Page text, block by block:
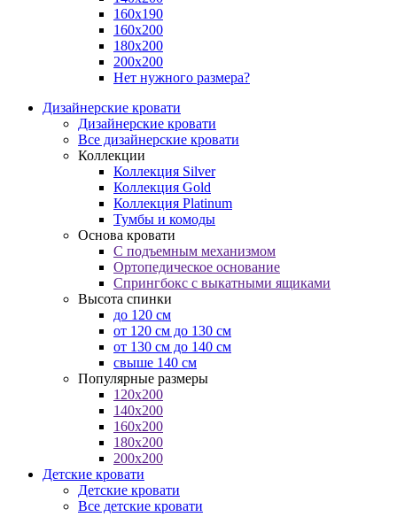
160х190
160х200
180х200
200х200
Нет нужного размера?
Дизайнерские кровати
Дизайнерские кровати
Все дизайнерские кровати
Коллекции
Коллекция Silver
Коллекция Gold
Коллекция Platinum
Тумбы и комоды
Основа кровати
С подъемным механизмом
Ортопедическое основание
Спрингбокс с выкатными ящиками
Высота спинки
до 120 см
от 120 см до 130 см
от 130 см до 140 см
свыше 140 см
Популярные размеры
120x200
140x200
160x200
180x200
200x200
Детские кровати
Детские кровати
Все детские кровати